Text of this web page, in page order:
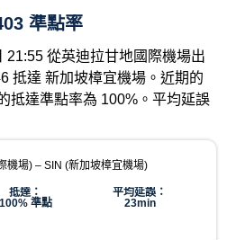
準點率
21:55 從英迪拉甘地國際機場出
抵達 新加坡樟宜機場。近期的
抵達準點率為 100%。平均延誤
機場) – SIN (新加坡樟宜機場)
抵達：
100% 準點
平均延誤：
23min